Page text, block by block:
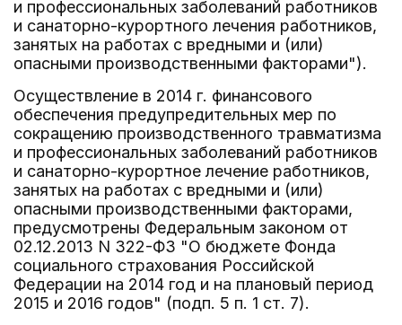
и профессиональных заболеваний работников
и санаторно-курортного лечения работников,
занятых на работах с вредными и (или)
опасными производственными факторами").
Осуществление в 2014 г. финансового
обеспечения предупредительных мер по
сокращению производственного травматизма
и профессиональных заболеваний работников
и санаторно-курортное лечение работников,
занятых на работах с вредными и (или)
опасными производственными факторами,
предусмотрены Федеральным законом от
02.12.2013 N 322-ФЗ "О бюджете Фонда
социального страхования Российской
Федерации на 2014 год и на плановый период
2015 и 2016 годов" (подп. 5 п. 1 ст. 7).